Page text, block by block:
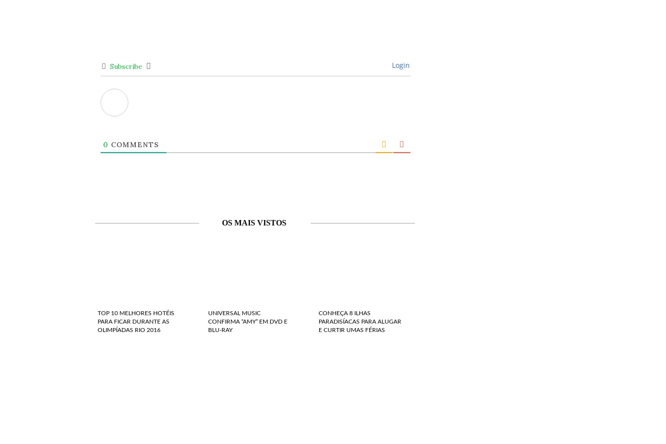
Subscribe Login
0 COMMENTS
OS MAIS VISTOS
TOP 10 MELHORES HOTÉIS
PARA FICAR DURANTE AS
OLIMPÍADAS RIO 2016
UNIVERSAL MUSIC
CONFIRMA “AMY” EM DVD E
BLU-RAY
CONHEÇA 8 ILHAS
PARADISÍACAS PARA ALUGAR
E CURTIR UMAS FÉRIAS